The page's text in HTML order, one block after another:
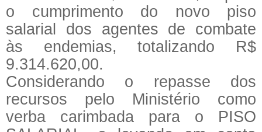
o cumprimento do novo piso
salarial dos agentes de combate
às endemias, totalizando R$
9.314.620,00.
Considerando o repasse dos
recursos pelo Ministério como
verba carimbada para o PISO